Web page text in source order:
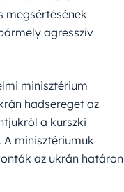
megsértésének
agresszív
minisztérium
hadsereget az
a kurszki
. A minisztériumuk
az ukrán határon